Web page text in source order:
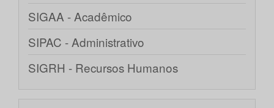
SIGAA - Acadêmico
SIPAC - Administrativo
SIGRH - Recursos Humanos